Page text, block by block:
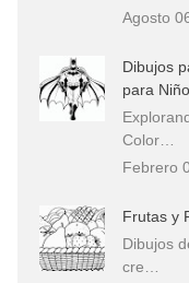
Agosto
Dibujos
para
Color…
Febrero
Frutas y
Dibujos
cre…